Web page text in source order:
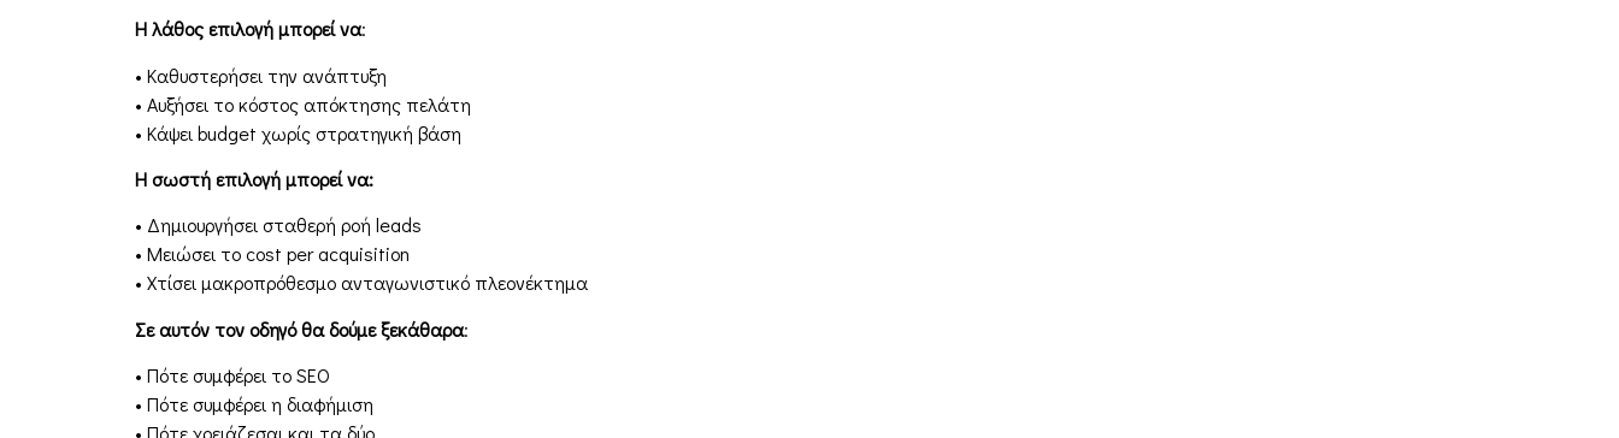
Η λάθος επιλογή μπορεί να:
• Καθυστερήσει την ανάπτυξη
• Αυξήσει το κόστος απόκτησης πελάτη
• Κάψει budget χωρίς στρατηγική βάση
Η σωστή επιλογή μπορεί να:
• Δημιουργήσει σταθερή ροή leads
• Μειώσει το cost per acquisition
• Χτίσει μακροπρόθεσμο ανταγωνιστικό πλεονέκτημα
Σε αυτόν τον οδηγό θα δούμε ξεκάθαρα:
• Πότε συμφέρει το SEO
• Πότε συμφέρει η διαφήμιση
• Πότε χρειάζεσαι και τα δύο